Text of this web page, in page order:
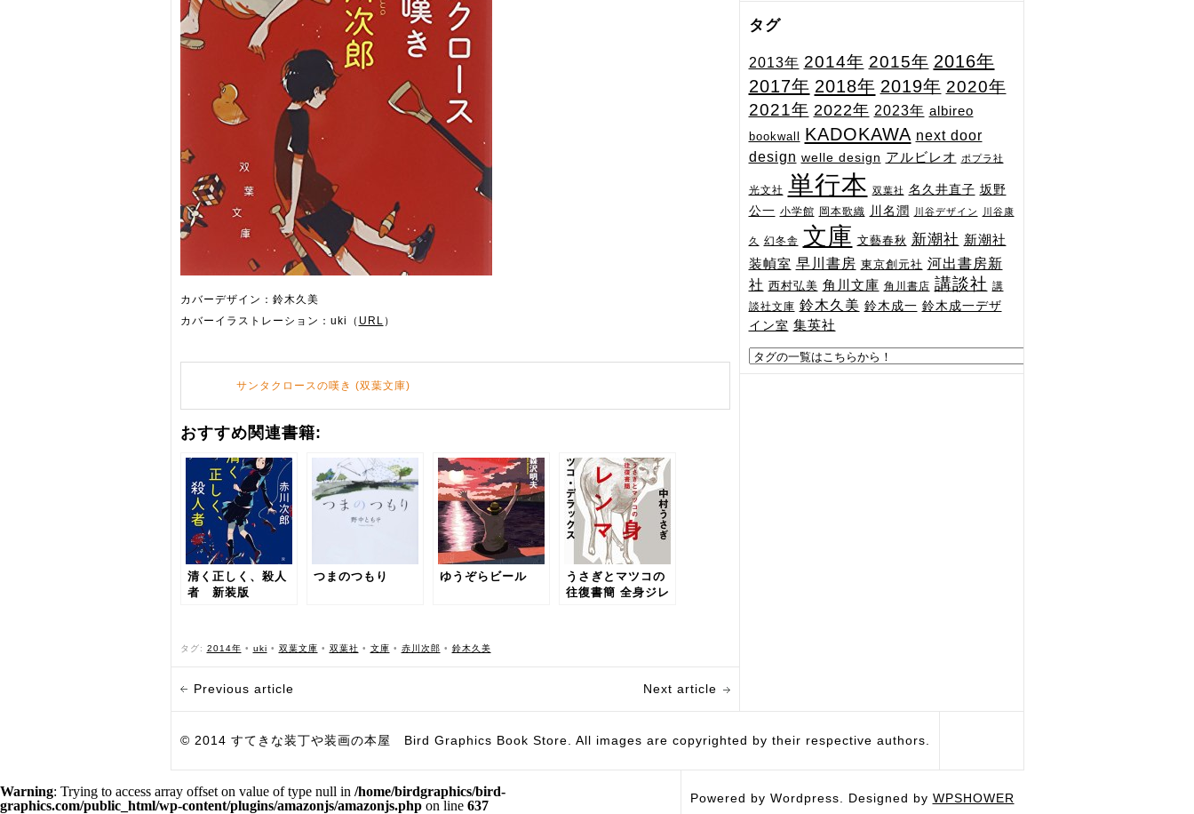
タグ
2013年 2014年 2015年 2016年
2017年 2018年 2019年 2020年
2021年 2022年 2023年 albireo
bookwall KADOKAWA next door
design welle design アルビレオ ポプラ社
光文社 単行本 双葉社 名久井直子 坂野
公一 小学館 岡本歌織 川名潤 川谷デザイン 川谷康
久 幻冬舎 文庫 文藝春秋 新潮社 新潮社
装幀室 早川書房 東京創元社 河出書房新
社 西村弘美 角川文庫 角川書店 講談社 講
談社文庫 鈴木久美 鈴木成一 鈴木成一デザ
イン室 集英社
カバーデザイン：鈴木久美
カバーイラストレーション：uki（ URL ）
サンタクロースの嘆き (双葉文庫)
おすすめ関連書籍:
清く正しく、殺人
者 新装版
つまのつもり ゆうぞらビール
うさぎとマツコの
往復書簡 全身ジレ
タグ: 2014年 • uki • 双葉文庫 • 双葉社 • 文庫 • 赤川次郎 • 鈴木久美
Previous article Next article
© 2014 すてきな装丁や装画の本屋 Bird Graphics Book Store. All images are copyrighted by their respective authors.
Powered by Wordpress. Designed by WPSHOWER
Warning: Trying to access array offset on value of type null in /home/birdgraphics/bird-
graphics.com/public_html/wp-content/plugins/amazonjs/amazonjs.php on line 637